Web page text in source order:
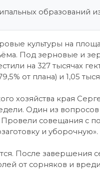
образований
культуры на
Под зерновые и
на 327 тысячах
от плана) и 1,05
хозяйства края
Один из
Провели совещания с
и уборочную».
После завершения
от сорняков и